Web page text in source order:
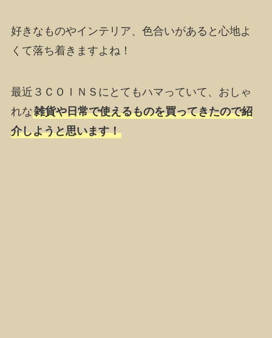
好きなものやインテリア、色合いがあると心地よ
くて落ち着きますよね！
最近３ＣＯＩＮＳにとてもハマっていて、おしゃ
れな雑貨や日常で使えるものを買ってきたので紹
介しようと思います！